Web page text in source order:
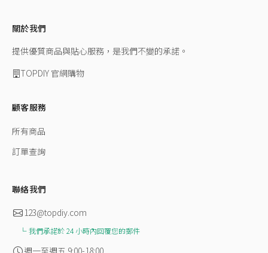
關於我們
提供優質商品與貼心服務，是我們不變的承諾。
TOPDIY 官網購物
顧客服務
所有商品
訂單查詢
聯絡我們
123@topdiy.com
我們承諾於 24 小時內回覆您的郵件
週一至週五 9:00-18:00